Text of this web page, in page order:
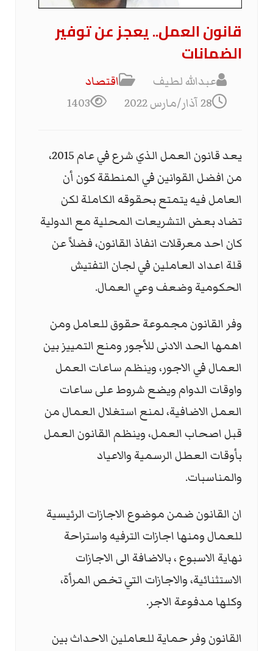
قانون العمل.. يعجز عن توفير
الضمانات
عبدالله لطيف
اقتصاد
28 آذار/مارس 2022
1403
يعد قانون العمل الذي شرع في عام 2015،
من افضل القوانين في المنطقة كون أن
العامل فيه يتمتع بحقوقه الكاملة لكن
تضاد بعض التشريعات المحلية مع الدولية
كان احد معرقلات انفاذ القانون، فضلاً عن
قلة اعداد العاملين في لجان التفتيش
الحكومية وضعف وعي العمال.
وفر القانون مجموعة حقوق للعامل ومن
اهمها الحد الادنى للأجور ومنع التمييز بين
العمال في الاجور، وينظم ساعات العمل
واوقات الدوام ويضع شروط على ساعات
العمل الاضافية، لمنع استغلال العمال من
قبل اصحاب العمل، وينظم القانون العمل
بأوقات العطل الرسمية والاعياد
والمناسبات.
ان القانون ضمن موضوع الاجازات الرئيسية
للعمال ومنها اجازات الترفيه واستراحة
نهاية الاسبوع ، بالاضافة الى الاجازات
الاستثنائية، والاجازات التي تخص المرأة،
وكلها مدفوعة الاجر.
القانون وفر حماية للعاملين الاحداث بين